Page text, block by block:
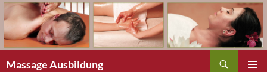
Zum
Inhalt
springen
Massage Ausbildung